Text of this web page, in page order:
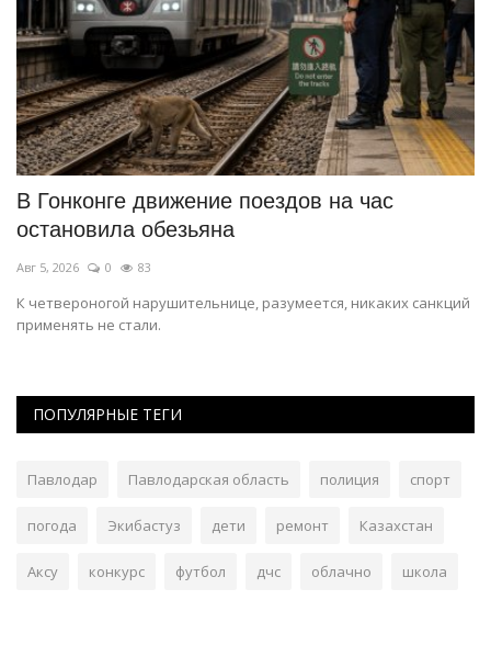
В Гонконге движение поездов на час
остановила обезьяна
Авг 5, 2026 0 83
К четвероногой нарушительнице, разумеется, никаких санкций
применять не стали.
ПОПУЛЯРНЫЕ ТЕГИ
Павлодар Павлодарская область полиция спорт
погода Экибастуз дети ремонт Казахстан
Аксу конкурс футбол дчс облачно школа